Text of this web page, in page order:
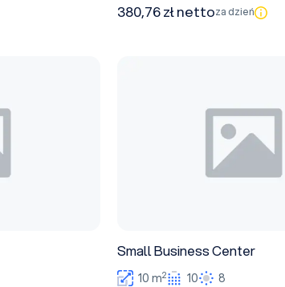
380,76 zł nettoza dzień
Small Business Center
10 m2 10 8